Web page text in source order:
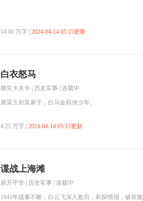
14.00 万字 | 2024-04-14 05:15更新
白衣怒马
微笑卡夫卡 历史军事 | 连载中
犀渠玉剑良家子，白马金羁侠少年。
4.25 万字 | 2024-04-14 05:15更新
谍战上海滩
易升平华 历史军事 | 连载中
1941年战事不断，白云飞深入敌后，刺探情报，破坏敌